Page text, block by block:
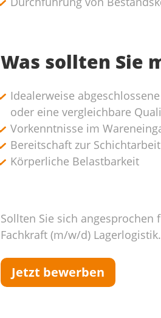
Was sollten Sie
Idealerweise
oder eine vergleichbare
Vorkenntnisse im
Bereitschaft zur Schichtarbeit
Körperliche Belastbarkeit
Sollten Sie sich
Fachkraft (m/w/d) Lagerlogistik.
Jetzt bewerben